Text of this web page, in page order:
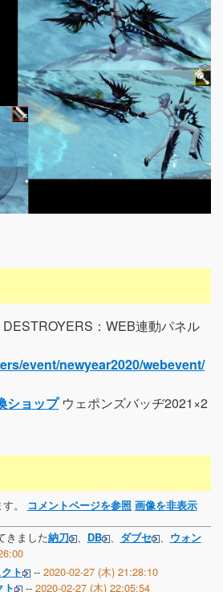
：WEB連動パネル
event/newyear2020/webevent/
ショップウェポンズバッヂ2021×2
。 コメントページを参照 画像を非表示
きました納刀 、 DB 、 ダブセ 、
ウォン
ト -- 2020-02-27 (木) 21:28:10
ト -- 2020-02-27 (木) 22:05:54